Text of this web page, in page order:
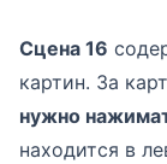
Сцена 16
картин. За
нужно
находится в